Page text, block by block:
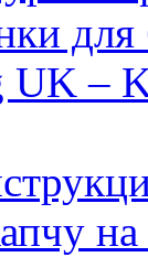
–